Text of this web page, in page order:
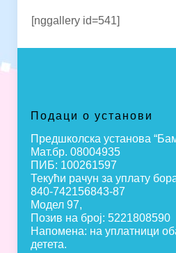
[nggallery id=541]
Подаци о установи
Предшколска установа
Мат.бр. 08004935
ПИБ: 100261597
Текући рачун за уплату
840-742156843-87
Модел 97,
Позив на број: 5221808590
Напомена: на уплатници
детета.